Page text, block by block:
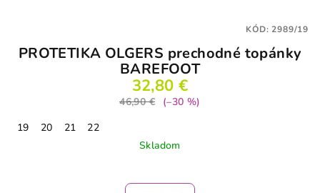
PROTETIKA OLGERS prechodné topánky
BAREFOOT
32,80 €
46,90 €
(–30 %)
19
20 21
22
Skladom
KÓD:2989/19